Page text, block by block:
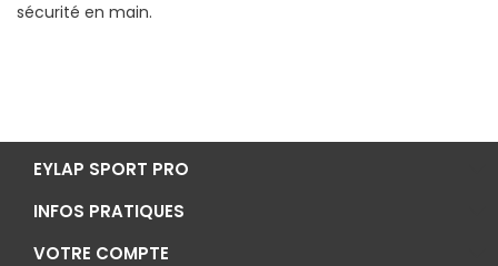
sécurité en main.
EYLAP SPORT PRO
INFOS PRATIQUES
VOTRE COMPTE